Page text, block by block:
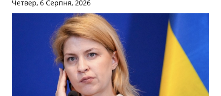
Четвер, 6 Серпня, 2026